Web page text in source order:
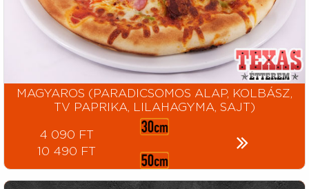
MAGYAROS (PARADICSOMOS ALAP, KOLBÁSZ,
TV PAPRIKA, LILAHAGYMA, SAJT)
4 090 FT
10 490 FT